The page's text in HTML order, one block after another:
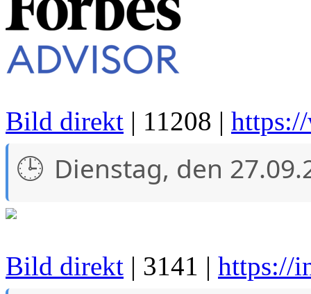
Bild direkt | 11208 |
Dienstag, den
Bild direkt | 3141 | https://